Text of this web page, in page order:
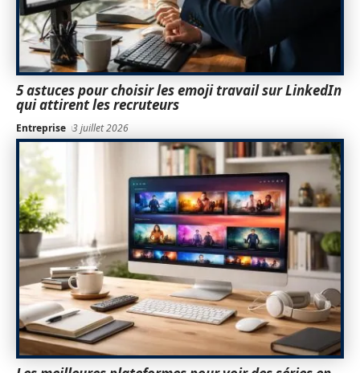
5 astuces pour choisir les emoji travail sur LinkedIn
qui attirent les recruteurs
Entreprise 3 juillet 2026